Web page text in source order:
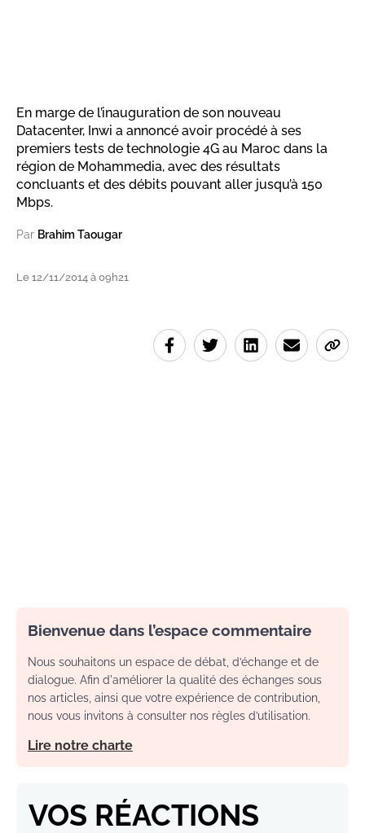
En marge de l’inauguration de son nouveau
Datacenter, Inwi a annoncé avoir procédé à ses
premiers tests de technologie 4G au Maroc dans la
région de Mohammedia, avec des résultats
concluants et des débits pouvant aller jusqu’à 150
Mbps.
Par Brahim Taougar
Le 12/11/2014 à 09h21
Bienvenue dans l’espace commentaire
Nous souhaitons un espace de débat, d’échange et de
dialogue. Afin d'améliorer la qualité des échanges sous
nos articles, ainsi que votre expérience de contribution,
nous vous invitons à consulter nos règles d’utilisation.
Lire notre charte
VOS RÉACTIONS